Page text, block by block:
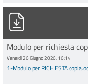
1-Modulo per
Modulo per richiesta
Venerdì 26 Giugno 2026, 16:14
1-Modulo per RICHIESTA